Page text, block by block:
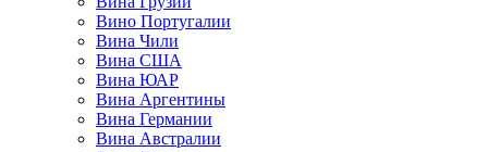
Вино Португалии
Вина Чили
Вина США
Вина ЮАР
Вина Аргентины
Вина Германии
Вина Австралии